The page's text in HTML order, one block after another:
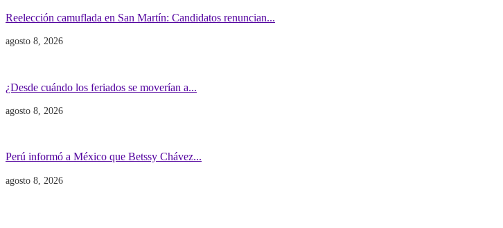
Reelección camuflada en San Martín: Candidatos renuncian...
agosto 8, 2026
¿Desde cuándo los feriados se moverían a...
agosto 8, 2026
Perú informó a México que Betssy Chávez...
agosto 8, 2026